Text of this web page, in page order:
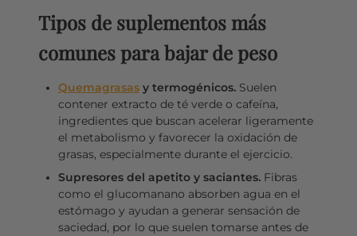
Tipos de suplementos más
comunes para bajar de peso
Quemagrasasy termogénicos.Suelen
contener extracto de té verde o cafeína,
ingredientes que buscan acelerar ligeramente
el metabolismo y favorecer la oxidación de
grasas, especialmente durante el ejercicio.
Supresores del apetito y saciantes.Fibras
como el glucomanano absorben agua en el
estómago y ayudan a generar sensación de
saciedad, por lo que suelen tomarse antes de